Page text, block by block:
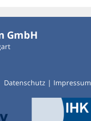
GmbH
Datenschutz | Impressum